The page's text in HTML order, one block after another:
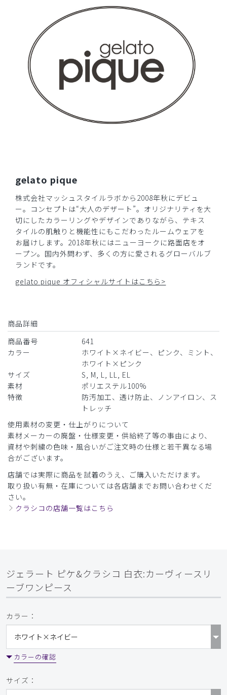
156-160cm 体重:51-55kg
生地も分厚く、着やすいです。ピンクですが白に近くきれい
な色です。
胸周りはLの方が動きやすかったですが、Mの方がシルエッ
トがキレイでした。
商品：
641ジェラート ピケ&クラシコ 白衣:カーヴィー
スリーブワンピース/ピンク/M
役に立った
gelato pique
株式会社マッシュスタイルラボから2008年秋にデビュ
ー。コンセプトは“大人のデザート”。オリジナリティを大
切にしたカラーリングやデザインでありながら、テキス
タイルの肌触りと機能性にもこだわったルームウェアを
お届けします。2018年秋にはニューヨークに路面店をオ
ープン。国内外問わず、多くの方に愛されるグローバルブ
ランドです。
gelato pique オフィシャルサイトはこちら>
商品詳細
商品番号
641
カラー
ホワイト×ネイビー、ピンク、ミント、
ホワイト×ピンク
サイズ
S, M, L, LL, EL
素材
ポリエステル100%
特徴
防汚加工、透け防止、ノンアイロン、ス
トレッチ
使用素材の変更・仕上がりについて
素材メーカーの廃盤・仕様変更・供給終了等の事由により、
資材や刺繍の色味・風合いがご注文時の仕様と若干異なる場
合がございます。
店舗では実際に商品を試着のうえ、ご購入いただけます。
取り扱い有無・在庫については各店舗までお問い合わせくだ
さい。
クラシコの店舗一覧はこちら
ジェラート ピケ&クラシコ 白衣:カーヴィースリ
ーブワンピース
カラー：
カラーの確認
サイズ：